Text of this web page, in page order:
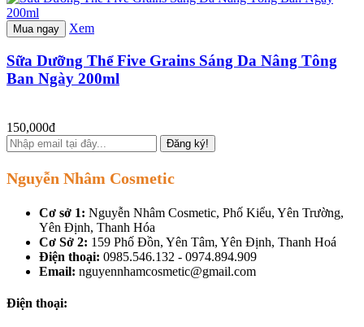
Mua ngay Xem
Sữa Dưỡng Thể Five Grains Sáng Da Nâng Tông
Ban Ngày 200ml
150,000đ
Đăng ký!
Nguyễn Nhâm Cosmetic
Cơ sở 1: Nguyễn Nhâm Cosmetic, Phố Kiểu, Yên Trường,
Yên Định, Thanh Hóa
Cơ Sở 2: 159 Phố Đồn, Yên Tâm, Yên Định, Thanh Hoá
Điện thoại: 0985.546.132 - 0974.894.909
Email: nguyennhamcosmetic@gmail.com
Điện thoại: